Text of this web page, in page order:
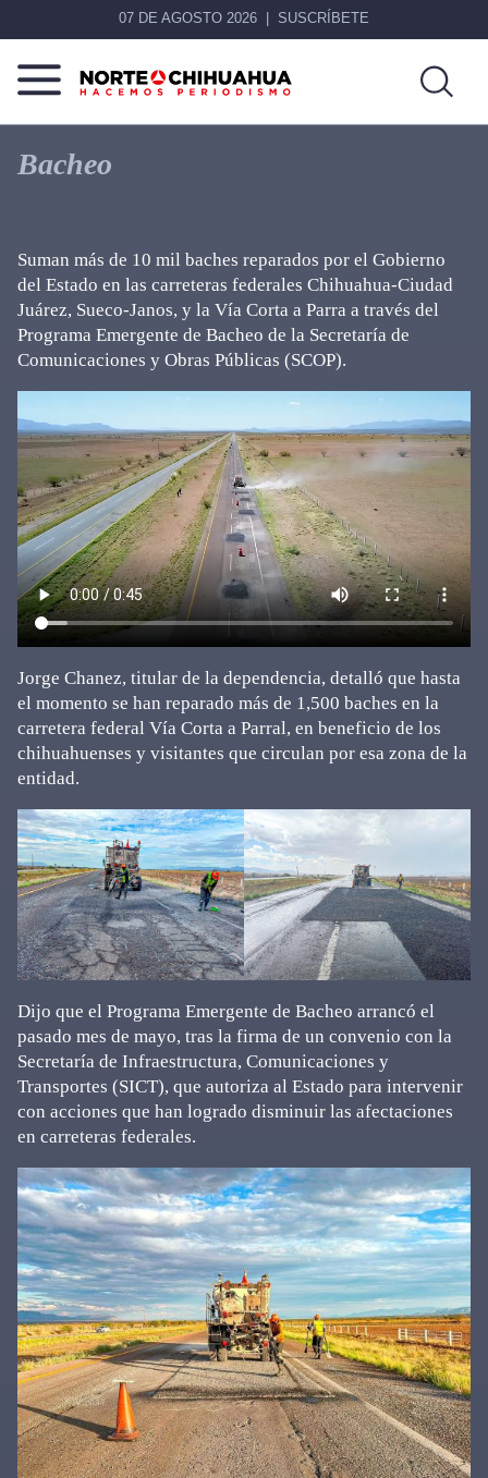
07 DE AGOSTO 2026 SUSCRÍBETE
Norte
Chihuahua
Más
que
noticias,
Bacheo
Suman más de 10 mil baches reparados por el Gobierno
del Estado en las carreteras federales Chihuahua-Ciudad
Juárez, Sueco-Janos, y la Vía Corta a Parra a través del
Programa Emergente de Bacheo de la Secretaría de
Comunicaciones y Obras Públicas (SCOP).
Jorge Chanez, titular de la dependencia, detalló que hasta
el momento se han reparado más de 1,500 baches en la
carretera federal Vía Corta a Parral, en beneficio de los
chihuahuenses y visitantes que circulan por esa zona de la
entidad.
Dijo que el Programa Emergente de Bacheo arrancó el
pasado mes de mayo, tras la firma de un convenio con la
Secretaría de Infraestructura, Comunicaciones y
Transportes (SICT), que autoriza al Estado para intervenir
con acciones que han logrado disminuir las afectaciones
en carreteras federales.